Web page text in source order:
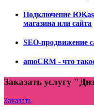
Подключение
магазина или сайта
SEO-продвижение
amoCRM - что
Заказать услугу
Заказать